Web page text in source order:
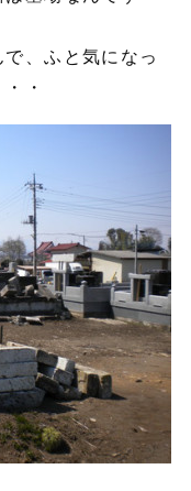
、ふと気になっ
・